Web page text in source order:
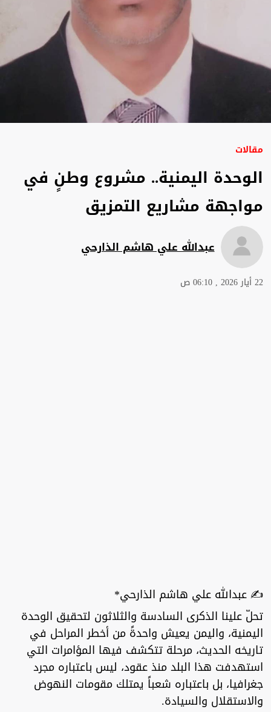
مقالات
الوحدة اليمنية.. مشروع وطنٍ في
مواجهة مشاريع التمزيق
عبدالله علي هاشم الذارحي
22 أيار 2026 , 06:10 ص
✍️ عبدالله علي هاشم الذارحي*
تحلّ علينا الذكرى السادسة والثلاثون لتحقيق الوحدة
اليمنية، واليمن يعيش واحدةً من أخطر المراحل في
تاريخه الحديث، مرحلة تتكشف فيها المؤامرات التي
استهدفت هذا البلد منذ عقود، ليس باعتباره مجرد
جغرافيا، بل باعتباره شعباً يمتلك مقومات النهوض
والاستقلال والسيادة.